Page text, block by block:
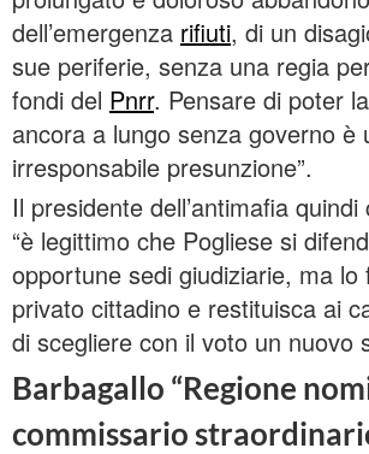
dell’emergenza rifiuti, di un
sue periferie, senza una regia
fondi del Pnrr. Pensare di poter
ancora a lungo senza governo è
irresponsabile presunzione”.
Il presidente dell’antimafia
“è legittimo che Pogliese si
opportune sedi giudiziarie, ma lo
privato cittadino e restituisca ai
di scegliere con il voto un nuovo
Barbagallo “Regione
commissario